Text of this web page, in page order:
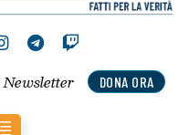
DONA ORA
Newsletter